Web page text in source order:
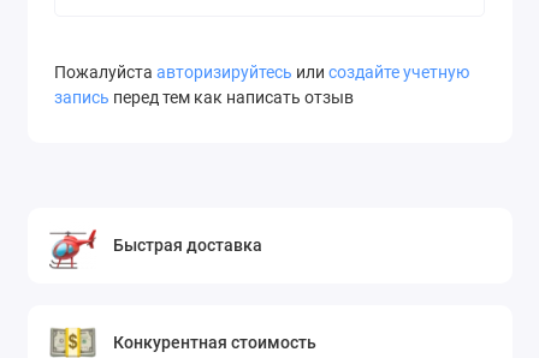
Пожалуйста авторизируйтесь или создайте учетную
запись перед тем как написать отзыв
Быстрая доставка
Конкурентная стоимость